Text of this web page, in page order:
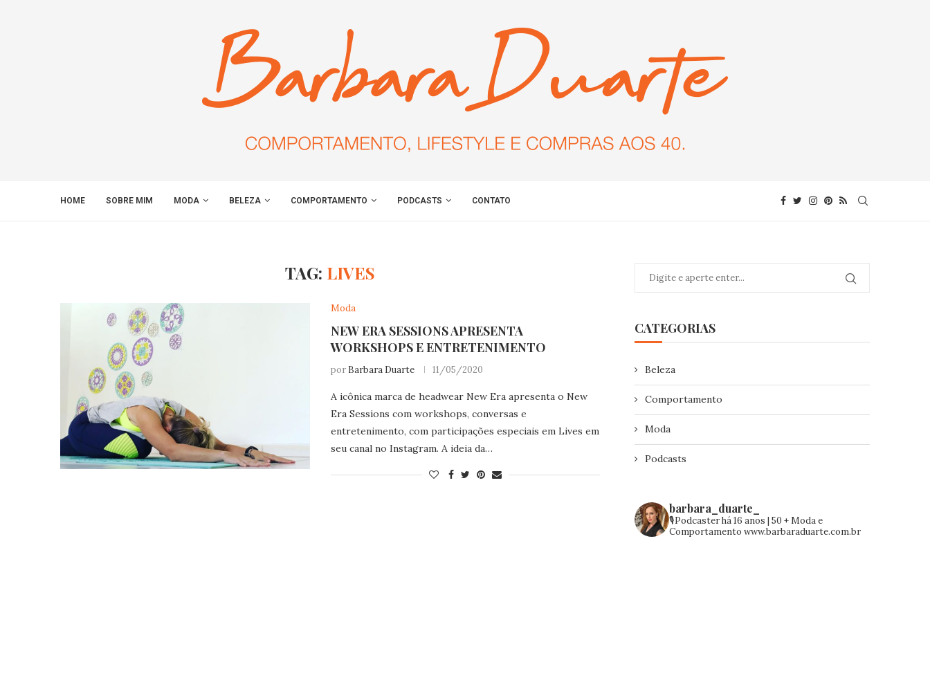
HOME SOBRE MIM MODA BELEZA COMPORTAMENTO PODCASTS CONTATO
TAG: LIVES
Moda
NEW ERA SESSIONS APRESENTA
WORKSHOPS E ENTRETENIMENTO
por Barbara Duarte 11/05/2020
A icônica marca de headwear New Era apresenta o New
Era Sessions com workshops, conversas e
entretenimento, com participações especiais em Lives em
seu canal no Instagram. A ideia da…
CATEGORIAS
Beleza
Comportamento
Moda
Podcasts
barbara_duarte_
🎙️Podcaster há 16 anos | 50 +Moda e
Comportamento www.barbaraduarte.com.br